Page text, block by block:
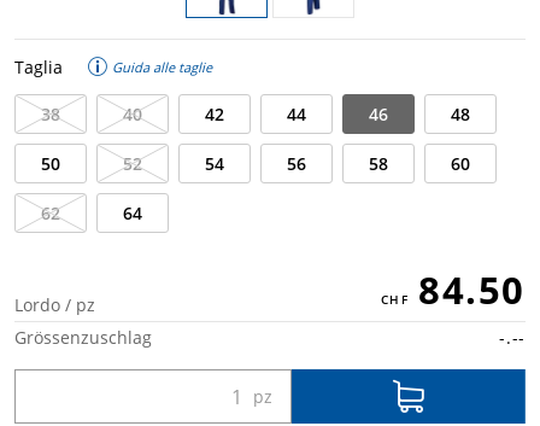
Taglia Guida alle taglie
38 40 42 44 46 48
50 52 54 56 58 60
62 64
Lordo / pz 84.50
Grössenzuschlag -.--